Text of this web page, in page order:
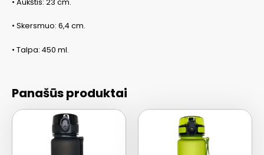
• Skersmuo: 6,4 cm.
• Talpa: 450 ml.
Panašūs produktai